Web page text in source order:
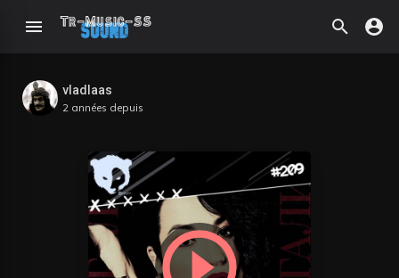
vladlaas
2 années depuis